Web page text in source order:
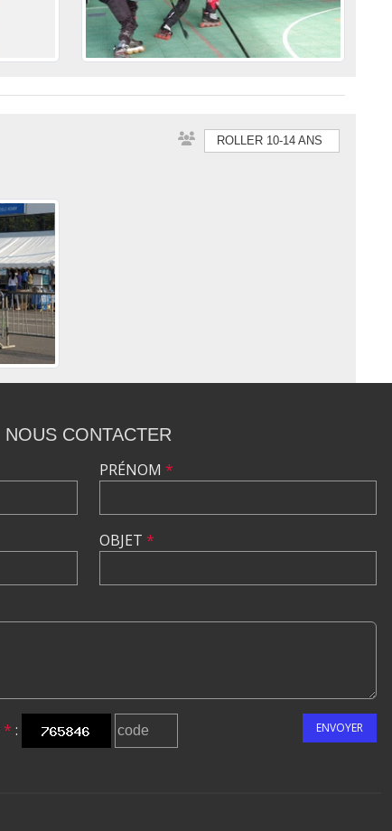
ROLLER 10-14 ANS
NOUS CONTACTER
PRÉNOM *
OBJET *
* : ENVOYER